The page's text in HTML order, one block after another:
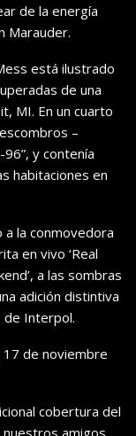
de la energía
Marauder.
está ilustrado
de una
MI. En un cuarto
–
y contenía
habitaciones en
a la conmovedora
en vivo ‘Real
a las sombras
adición distintiva
de Interpol.
17 de noviembre
cobertura del